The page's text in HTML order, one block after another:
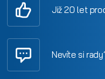
Již 20 let
Nevíte si